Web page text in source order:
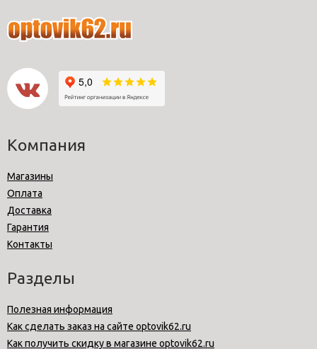
Компания
Магазины
Оплата
Доставка
Гарантия
Контакты
Разделы
Полезная информация
Как сделать заказ на сайте optovik62.ru
Как получить скидку в магазине optovik62.ru